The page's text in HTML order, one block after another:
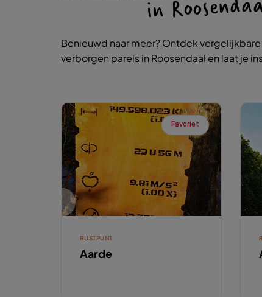
Benieuwd naar meer? Ontdek
verborgen parels in Roosendaal en laat je
Favoriet
RUSTPUNT
Aarde